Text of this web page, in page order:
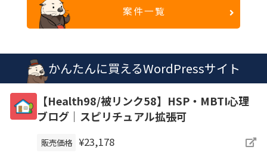
案件一覧
かんたんに買えるWordPressサイト
【Health98/被リンク58】HSP・MBTI心理
ブログ｜スピリチュアル拡張可
販売価格 ¥23,178